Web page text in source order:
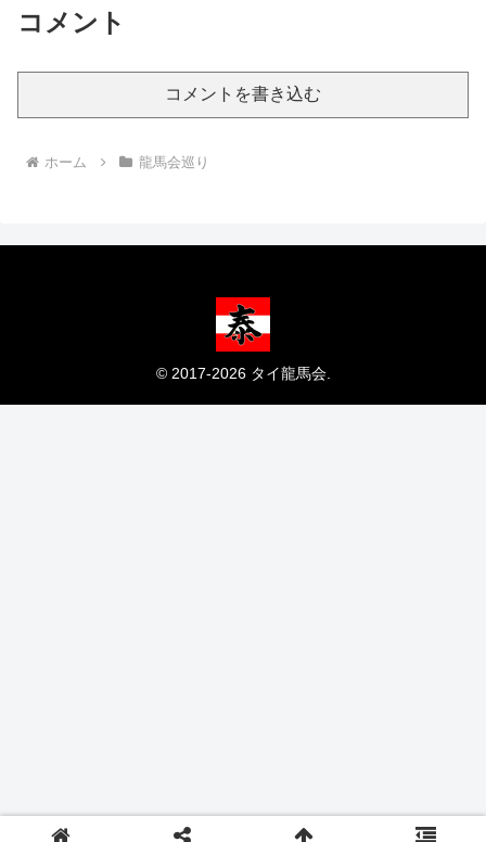
コメント
コメントを書き込む
ホーム 龍馬会巡り
© 2017-2026 タイ龍馬会.